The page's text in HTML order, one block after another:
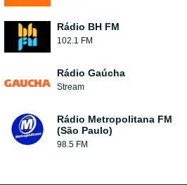
Rádio BH FM
102.1 FM
Rádio Gaúcha
Stream
Rádio Metropolitana FM
(São Paulo)
98.5 FM